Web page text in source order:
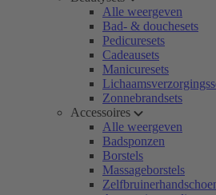
Alle weergeven
Bad- & douchesets
Pedicuresets
Cadeausets
Manicuresets
Zonnebrandsets
Accessoires
Alle weergeven
Badsponzen
Borstels
Massageborstels